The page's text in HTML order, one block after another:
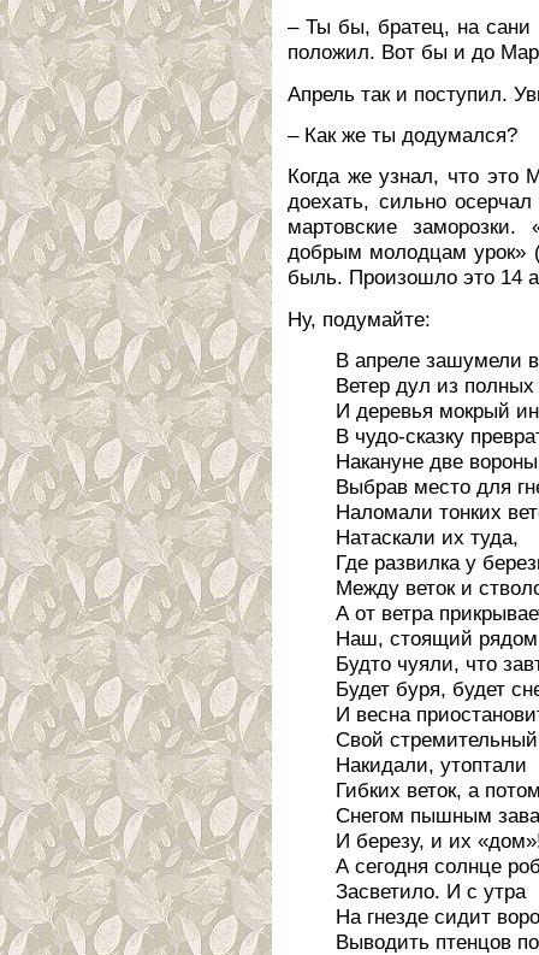
– Ты бы, братец, на сани
положил. Вот бы и до
Апрель так и поступил.
– Как же ты додумался?
Когда же узнал, что это
доехать, сильно
мартовские
добрым молодцам урок»
быль. Произошло это 14
Ну, подумайте:
В апреле зашумели
Ветер дул из
И деревья мокрый
В чудо-сказку
Накануне две
Выбрав место для
Наломали тонких
Натаскали их туда,
Где развилка у
Между веток и
А от ветра
Наш, стоящий
Будто чуяли, что
Будет буря, будет
И весна
Свой стремительный
Накидали, утоптали
Гибких веток, а
Снегом пышным
И березу, и их
А сегодня солнце
Засветило. И с утра
На гнезде сидит
Выводить птенцов